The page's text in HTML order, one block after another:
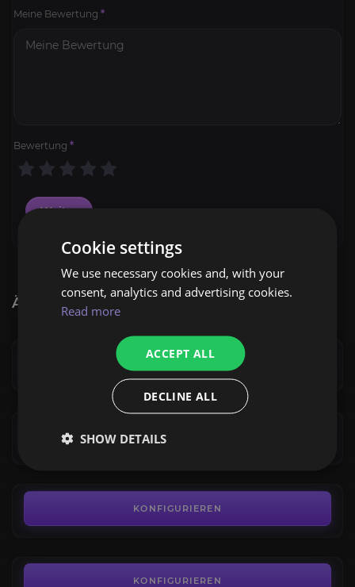
Meine Bewertung *
Bewertung *
Weiter
ÄHNLICHE PRODUKTE
WWM Powerleveling
4.8
KONFIGURIEREN
Mystische Fähigkeiten
4.7
KONFIGURIEREN
KONFIGURIEREN
Talente freisetzen
Cookie settings
We use necessary cookies and, with your
consent, analytics and advertising cookies.
Read more
ACCEPT ALL
DECLINE ALL
SHOW DETAILS